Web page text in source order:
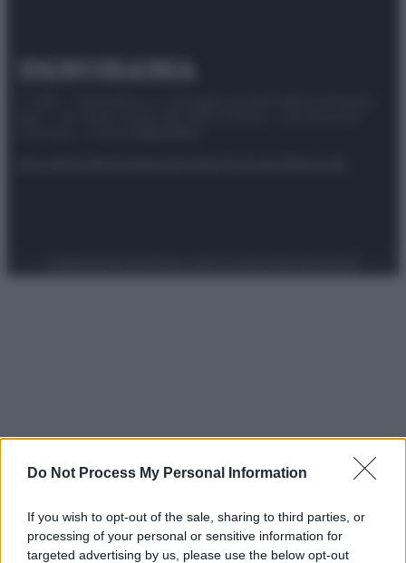
Do Not Process My Personal Information
If you wish to opt-out of the sale, sharing to third parties, or
processing of your personal or sensitive information for
targeted advertising by us, please use the below opt-out